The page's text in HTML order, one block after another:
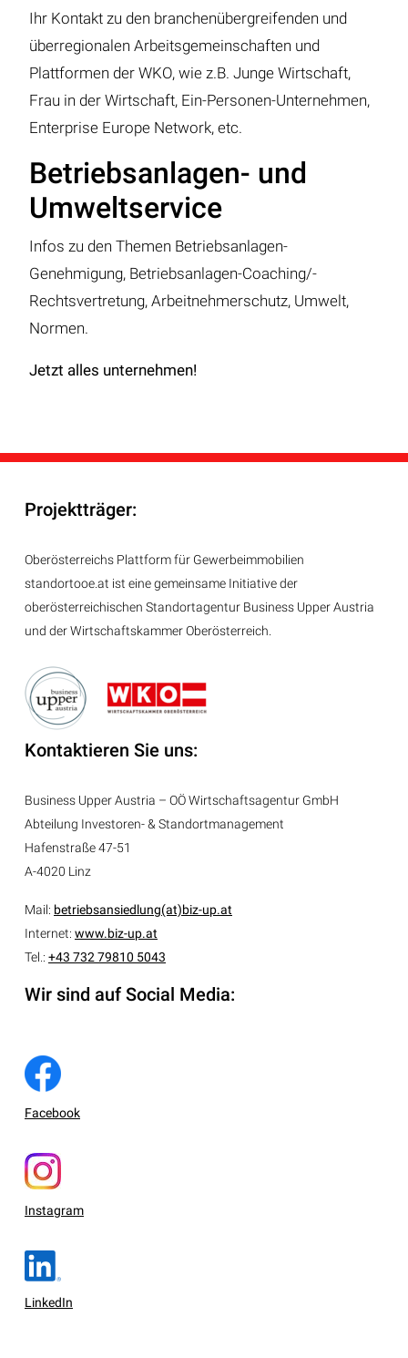
Ihr Kontakt zu den branchenübergreifenden und
überregionalen Arbeitsgemeinschaften und
Plattformen der WKO, wie z.B. Junge Wirtschaft,
Frau in der Wirtschaft, Ein-Personen-Unternehmen,
Enterprise Europe Network, etc.
Betriebsanlagen- und
Umweltservice
Infos zu den Themen Betriebsanlagen-
Genehmigung, Betriebsanlagen-Coaching/-
Rechtsvertretung, Arbeitnehmerschutz, Umwelt,
Normen.
Jetzt alles unternehmen!
Projektträger:
Oberösterreichs Plattform für Gewerbeimmobilien
standortooe.at ist eine gemeinsame Initiative der
oberösterreichischen Standortagentur Business Upper Austria
und der Wirtschaftskammer Oberösterreich.
Kontaktieren Sie uns:
Business Upper Austria – OÖ Wirtschaftsagentur GmbH
Abteilung Investoren- & Standortmanagement
Hafenstraße 47-51
A-4020 Linz
Mail: betriebsansiedlung(at)biz-up.at
Internet: www.biz-up.at
Tel.: +43 732 79810 5043
Wir sind auf Social Media:
Facebook
Instagram
LinkedIn